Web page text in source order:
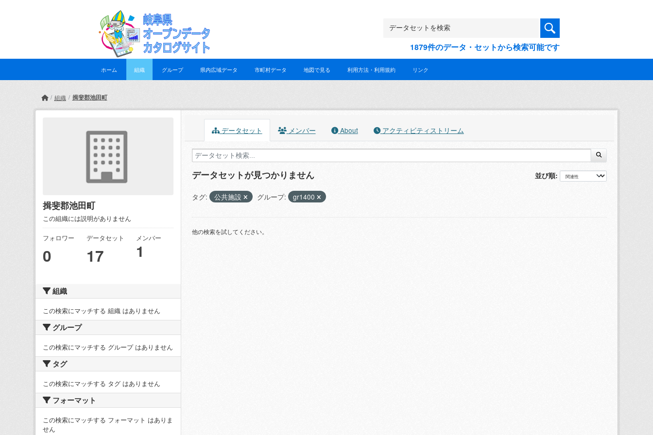
1879件のデータ・セットから検索可能です
ホーム 組織 グループ 県内広域データ 市町村データ 地図で見る 利用方法・利用規約 リンク
組織 揖斐郡池田町
揖斐郡池田町
この組織には説明がありません
フォロワー
0
データセット
17
メンバー
1
組織
この検索にマッチする 組織 はありません
グループ
この検索にマッチする グループ はありません
タグ
この検索にマッチする タグ はありません
フォーマット
この検索にマッチする フォーマット はありま
せん
データセット メンバー About アクティビティストリーム
並び順
データセットが見つかりません
タグ: 公共施設 グループ: gr1400
他の検索を試してください。